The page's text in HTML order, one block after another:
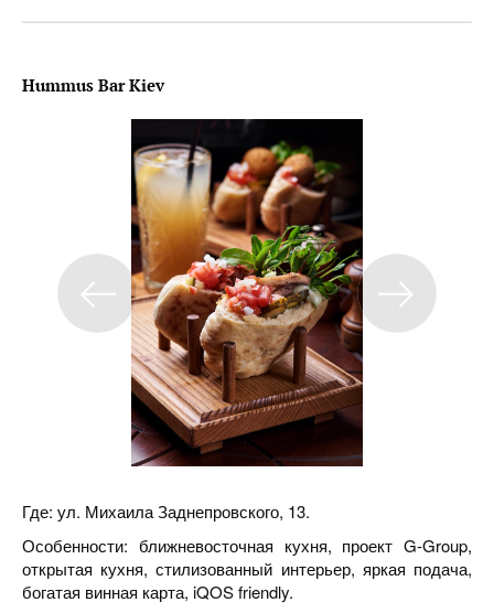
Hummus Bar Kiev
Где: ул. Михаила Заднепровского, 13.
Особенности: ближневосточная кухня, проект G-Group,
открытая кухня, стилизованный интерьер, яркая подача,
богатая винная карта, iQOS friendly.